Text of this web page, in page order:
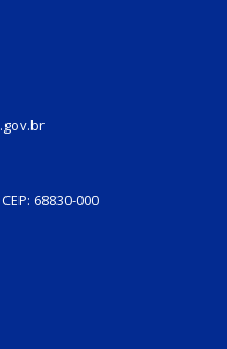
68830-000